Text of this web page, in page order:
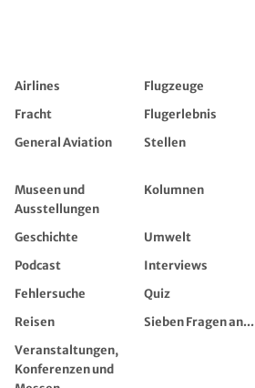
Airlines Flugzeuge
Fracht
Flugerlebnis
General Aviation
Stellen
Museen und
Ausstellungen
Kolumnen
Geschichte Umwelt
Podcast
Interviews
Fehlersuche
Quiz
Reisen
Sieben Fragen an...
Veranstaltungen,
Konferenzen und